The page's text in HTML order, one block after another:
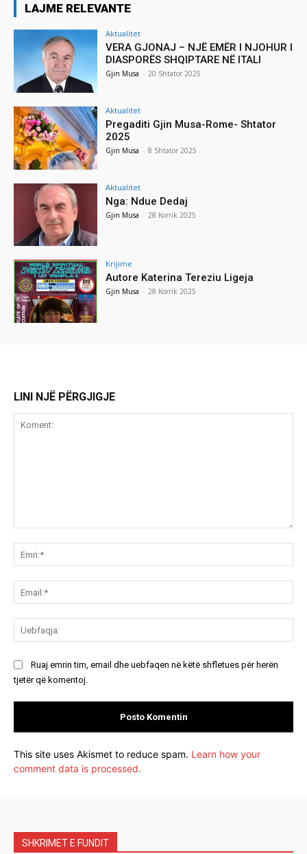
LAJME RELEVANTE
Aktualitet
VERA GJONAJ – NJË EMËR I NJOHUR I
DIASPORËS SHQIPTARE NË ITALI
Gjin Musa - 20 Shtator 2025
Aktualitet
Pregaditi Gjin Musa-Rome- Shtator
2025
Gjin Musa - 8 Shtator 2025
Aktualitet
Nga: Ndue Dedaj
Gjin Musa - 28 Korrik 2025
Krijime
Autore Katerina Tereziu Ligeja
Gjin Musa - 28 Korrik 2025
LINI NJË PËRGJIGJE
Ruaj emrin tim, email dhe uebfaqen në këtë shfletues për herën
tjetër që komentoj.
This site uses Akismet to reduce spam. Learn how your
comment data is processed.
SHKRIMET E FUNDIT